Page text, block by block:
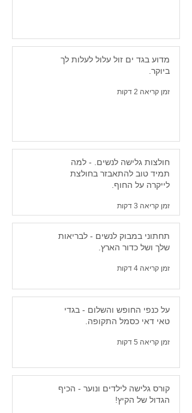
מדוע בגד ים זול עלול לעלות לך
ביוקר.
זמן קריאה 2 דקות
חולצות גלישה לנשים. - למה
תמיד טוב להתאבזר בחולצת
לייקרה על החוף.
זמן קריאה 3 דקות
תחתוני במבוק לנשים - לבריאות
שלך ושל כדור הארץ.
זמן קריאה 4 דקות
על כנפי החופש והשלום - בגדי
טאי דאי כסמל התקופה.
זמן קריאה 5 דקות
קורס גלישה לילדים ונוער - הכיף
הגדול של הקיץ!